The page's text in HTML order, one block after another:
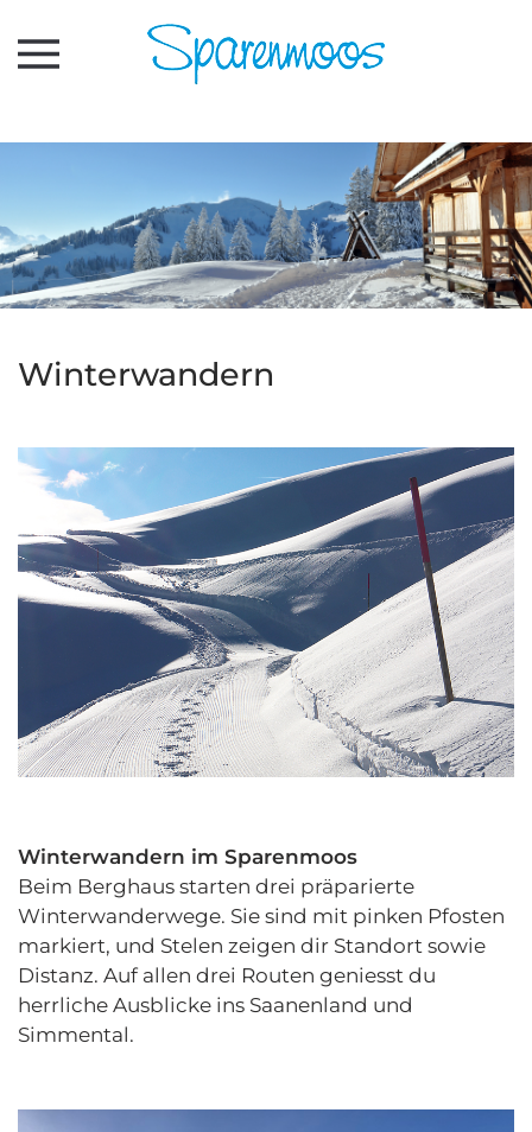
Zum Hauptinhalt springen
Winterwandern
Winterwandern im Sparenmoos
Beim Berghaus starten drei präparierte
Winterwanderwege. Sie sind mit pinken Pfosten
markiert, und Stelen zeigen dir Standort sowie
Distanz. Auf allen drei Routen geniesst du
herrliche Ausblicke ins Saanenland und
Simmental.